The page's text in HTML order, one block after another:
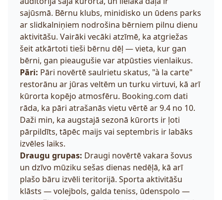
sajūsmā. Bērnu klubs, minidisko un ūdens parks
ar slidkalniņiem nodrošina bērniem pilnu dienu
aktivitāšu. Vairāki vecāki atzīmē, ka atgriežas
šeit atkārtoti tieši bērnu dēļ — vieta, kur gan
bērni, gan pieaugušie var atpūsties vienlaikus.
Pāri: Pāri novērtē saulrietu skatus, "à la carte"
restorānu ar jūras veltēm un turku virtuvi, kā arī
kūrorta kopējo atmosfēru. Booking.com dati
rāda, ka pāri atrašanās vietu vērtē ar 9.4 no 10.
Daži min, ka augstajā sezonā kūrorts ir ļoti
pārpildīts, tāpēc maijs vai septembris ir labāks
izvēles laiks.
Draugu grupas: Draugi novērtē vakara šovus
un dzīvo mūziku sešas dienas nedēļā, kā arī
plašo bāru izvēli teritorijā. Sporta aktivitāšu
klāsts — volejbols, galda teniss, ūdenspolo —